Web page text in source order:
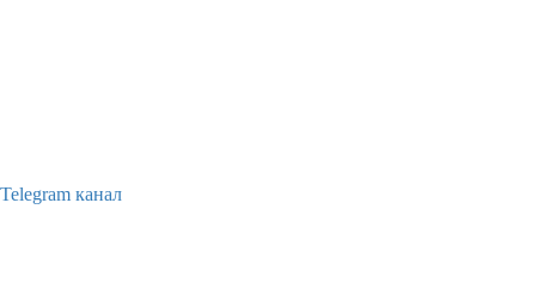
Telegram канал